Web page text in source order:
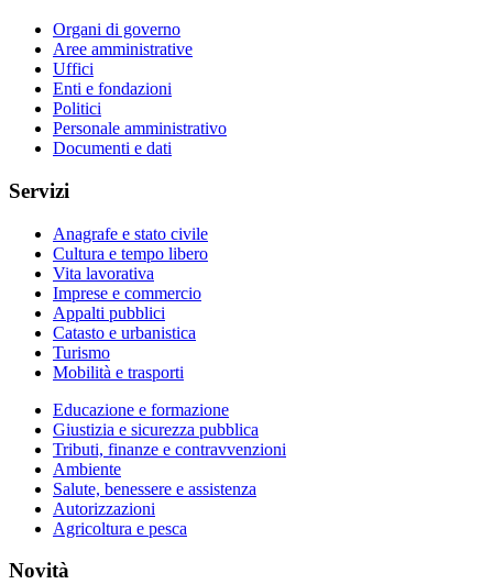
Organi di governo
Aree amministrative
Uffici
Enti e fondazioni
Politici
Personale amministrativo
Documenti e dati
Servizi
Anagrafe e stato civile
Cultura e tempo libero
Vita lavorativa
Imprese e commercio
Appalti pubblici
Catasto e urbanistica
Turismo
Mobilità e trasporti
Educazione e formazione
Giustizia e sicurezza pubblica
Tributi, finanze e contravvenzioni
Ambiente
Salute, benessere e assistenza
Autorizzazioni
Agricoltura e pesca
Novità